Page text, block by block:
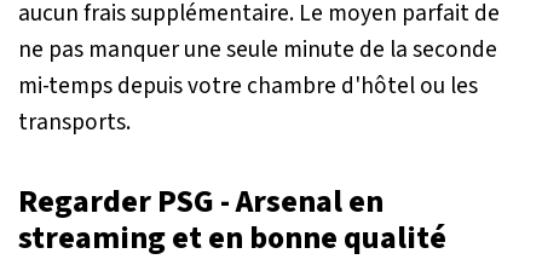
aucun frais supplémentaire. Le moyen parfait de
ne pas manquer une seule minute de la seconde
mi-temps depuis votre chambre d'hôtel ou les
transports.
Regarder PSG - Arsenal en
streaming et en bonne qualité